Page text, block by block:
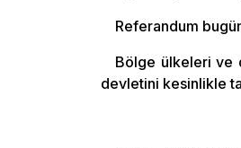
Referandum
Bölge ülkeleri ve
devletini kesinlikle